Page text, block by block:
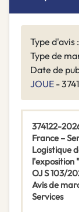
Type d'avis
Type de
Date de
JOUE -
374122-
France –
Logistique
l'exposition
OJ S 103/
Avis de
Services